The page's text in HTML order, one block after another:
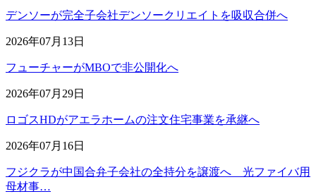
デンソーが完全子会社デンソークリエイトを吸収合併へ
2026年07月13日
フューチャーがMBOで非公開化へ
2026年07月29日
ロゴスHDがアエラホームの注文住宅事業を承継へ
2026年07月16日
フジクラが中国合弁子会社の全持分を譲渡へ 光ファイバ用
母材事…